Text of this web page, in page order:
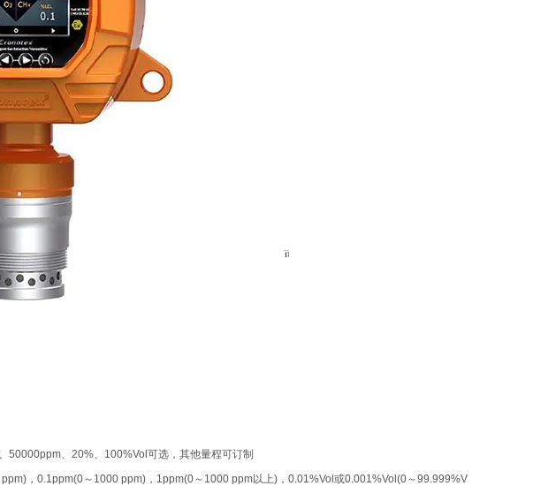
、20%、100%Vol可选，其他量程可订制
，0.1ppm(0～1000 ppm)，1ppm(0～1000 ppm以上)，0.01%Vol或0.001%Vol(0～99.999%V